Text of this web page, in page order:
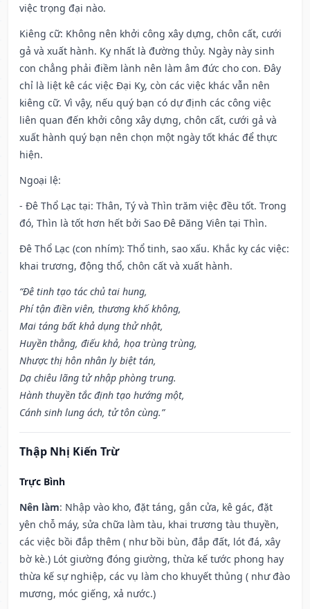
việc trọng đại nào.
Kiêng cữ: Không nên khởi công xây dựng, chôn cất, cưới
gả và xuất hành. Kỵ nhất là đường thủy. Ngày này sinh
con chẳng phải điềm lành nên làm âm đức cho con. Đây
chỉ là liệt kê các việc Đại Kỵ, còn các việc khác vẫn nên
kiêng cữ. Vì vậy, nếu quý bạn có dự định các công việc
liên quan đến khởi công xây dựng, chôn cất, cưới gả và
xuất hành quý bạn nên chọn một ngày tốt khác để thực
hiện.
Ngoại lệ:
- Đê Thổ Lạc tại: Thân, Tý và Thìn trăm việc đều tốt. Trong
đó, Thìn là tốt hơn hết bởi Sao Đê Đăng Viên tại Thìn.
Đê Thổ Lạc (con nhím): Thổ tinh, sao xấu. Khắc kỵ các việc:
khai trương, động thổ, chôn cất và xuất hành.
“Đê tinh tạo tác chủ tai hung,
Phí tận điền viên, thương khố không,
Mai táng bất khả dụng thử nhật,
Huyền thằng, điếu khả, họa trùng trùng,
Nhược thị hôn nhân ly biệt tán,
Dạ chiêu lãng tử nhập phòng trung.
Hành thuyền tắc định tạo hướng một,
Cánh sinh lung ách, tử tôn cùng.”
Thập Nhị Kiến Trừ
Trực Bình
Nên làm: Nhập vào kho, đặt táng, gắn cửa, kê gác, đặt
yên chỗ máy, sửa chữa làm tàu, khai trương tàu thuyền,
các việc bồi đắp thêm ( như bồi bùn, đắp đất, lót đá, xây
bờ kè.) Lót giường đóng giường, thừa kế tước phong hay
thừa kế sự nghiệp, các vụ làm cho khuyết thủng ( như đào
mương, móc giếng, xả nước.)